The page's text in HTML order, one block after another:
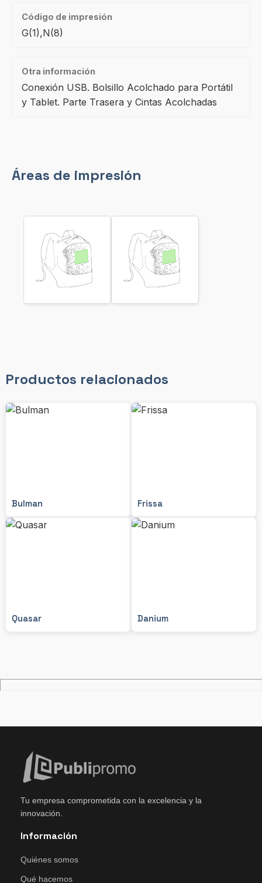
Código de impresión
G(1),N(8)
Otra información
Conexión USB. Bolsillo Acolchado para Portátil
y Tablet. Parte Trasera y Cintas Acolchadas
Áreas de impresión
Productos relacionados
Bulman Frissa
Quasar Danium
Tu empresa comprometida con la excelencia y la
innovación.
Información
Quiénes somos
Qué hacemos